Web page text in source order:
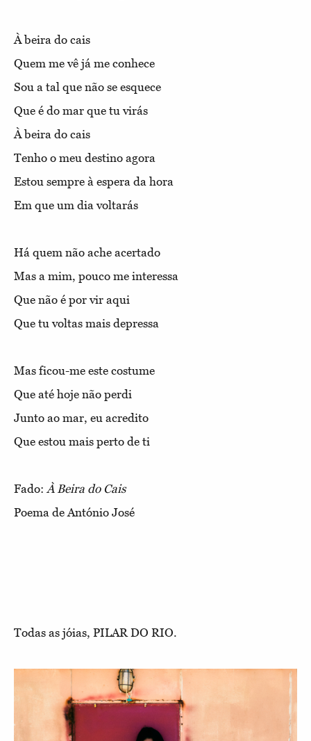
À beira do cais
Quem me vê já me conhece
Sou a tal que não se esquece
Que é do mar que tu virás
À beira do cais
Tenho o meu destino agora
Estou sempre à espera da hora
Em que um dia voltarás
Há quem não ache acertado
Mas a mim, pouco me interessa
Que não é por vir aqui
Que tu voltas mais depressa
Mas ficou-me este costume
Que até hoje não perdi
Junto ao mar, eu acredito
Que estou mais perto de ti
Fado:À Beira do Cais
Poema de António José
Todas as jóias, PILAR DO RIO.